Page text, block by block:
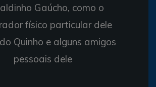
Gaúcho, como o
físico particular dele
Quinho e alguns amigos
pessoais dele